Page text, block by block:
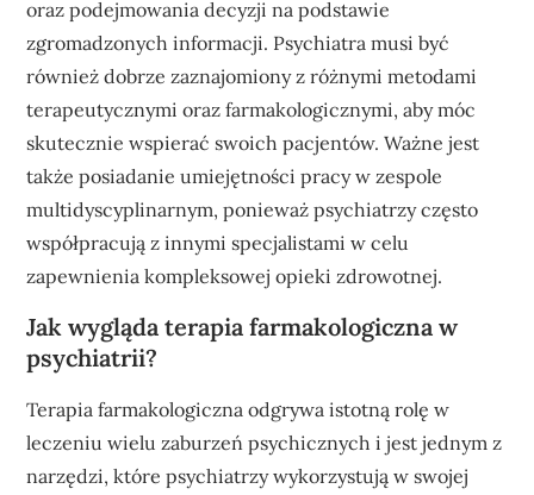
oraz podejmowania decyzji na podstawie
zgromadzonych informacji. Psychiatra musi być
również dobrze zaznajomiony z różnymi metodami
terapeutycznymi oraz farmakologicznymi, aby móc
skutecznie wspierać swoich pacjentów. Ważne jest
także posiadanie umiejętności pracy w zespole
multidyscyplinarnym, ponieważ psychiatrzy często
współpracują z innymi specjalistami w celu
zapewnienia kompleksowej opieki zdrowotnej.
Jak wygląda terapia farmakologiczna w
psychiatrii?
Terapia farmakologiczna odgrywa istotną rolę w
leczeniu wielu zaburzeń psychicznych i jest jednym z
narzędzi, które psychiatrzy wykorzystują w swojej